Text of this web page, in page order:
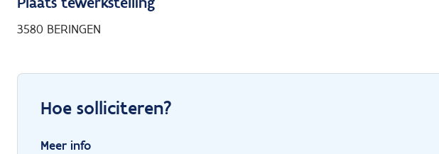
3580 BERINGEN
Hoe solliciteren?
Meer info